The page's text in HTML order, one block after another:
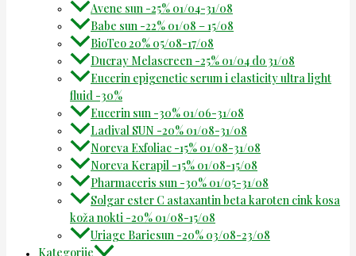
Avene sun -25% 01/04-31/08
Babe sun -22% 01/08 – 15/08
BioTeo 20% 05/08-17/08
Ducray Melascreen -25% 01/04 do 31/08
Eucerin epigenetic serum i elasticity ultra light
fluid -30%
Eucerin sun -30% 01/06-31/08
Ladival SUN -20% 01/08-31/08
Noreva Exfoliac -15% 01/08-31/08
Noreva Kerapil -15% 01/08-15/08
Pharmaceris sun -30% 01/05-31/08
Solgar ester C astaxantin beta karoten cink kosa
koža nokti -20% 01/08-15/08
Uriage Bariesun -20% 03/08-23/08
Kategorije